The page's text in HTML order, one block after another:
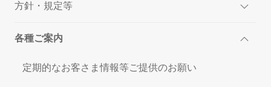
方針・規定等
各種ご案内
定期的なお客さま情報等ご提供のお願い